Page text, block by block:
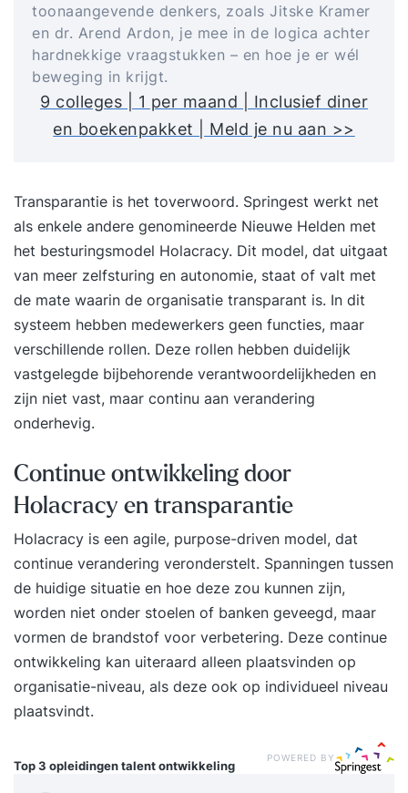
toonaangevende denkers, zoals Jitske Kramer
en dr. Arend Ardon, je mee in de logica achter
hardnekkige vraagstukken – en hoe je er wél
beweging in krijgt.
9 colleges | 1 per maand | Inclusief diner
en boekenpakket | Meld je nu aan >>
Transparantie is het toverwoord. Springest werkt net
als enkele andere genomineerde Nieuwe Helden met
het besturingsmodel Holacracy. Dit model, dat uitgaat
van meer zelfsturing en autonomie, staat of valt met
de mate waarin de organisatie transparant is. In dit
systeem hebben medewerkers geen functies, maar
verschillende rollen. Deze rollen hebben duidelijk
vastgelegde bijbehorende verantwoordelijkheden en
zijn niet vast, maar continu aan verandering
onderhevig.
Continue ontwikkeling door
Holacracy en transparantie
Holacracy is een agile, purpose-driven model, dat
continue verandering veronderstelt. Spanningen tussen
de huidige situatie en hoe deze zou kunnen zijn,
worden niet onder stoelen of banken geveegd, maar
vormen de brandstof voor verbetering. Deze continue
ontwikkeling kan uiteraard alleen plaatsvinden op
organisatie-niveau, als deze ook op individueel niveau
plaatsvindt.
Top 3 opleidingentalent ontwikkeling
POWERED BY